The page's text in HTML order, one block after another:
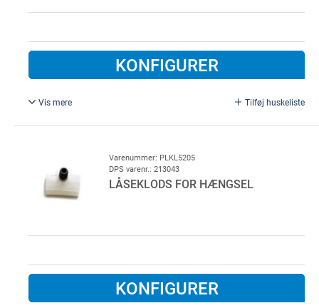
KONFIGURER
Vis mere Tilføj huskeliste
Varenummer: PLKL5205
DPS varenr.: 213043
LÅSEKLODS FOR HÆNGSEL
KONFIGURER